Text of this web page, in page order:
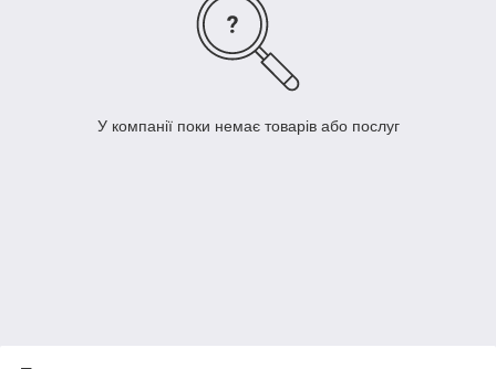
У компанії поки немає товарів або послуг